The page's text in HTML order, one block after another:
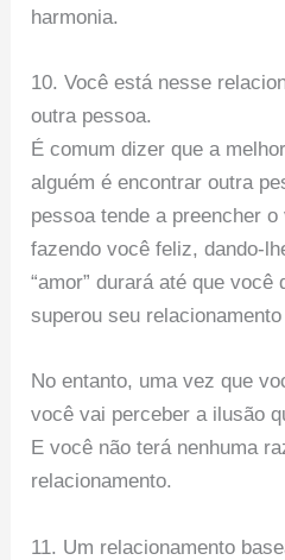
harmonia.
10. Você está nesse
outra pessoa.
É comum dizer que a
alguém é encontrar outra
pessoa tende a preencher
fazendo você feliz, dando-
“amor” durará até que você
superou seu relacionamento
No entanto, uma vez que
você vai perceber a ilusão
E você não terá nenhuma
relacionamento.
11. Um relacionamento